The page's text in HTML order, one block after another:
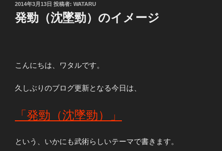
投
稿
日:
2014年3月13日 投稿者: WATARU
発勁（沈墜勁）のイメージ
こんにちは、ワタルです。
久しぶりのブログ更新となる今日は、
「発勁（沈墜勁）」
という、いかにも武術らしいテーマで書きます。